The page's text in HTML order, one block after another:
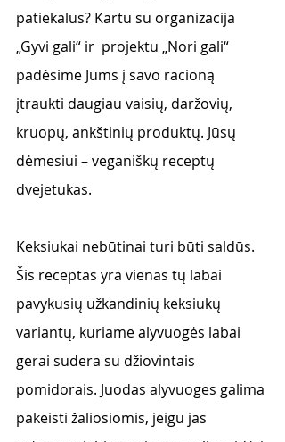
patiekalus? Kartu su organizacija
„Gyvi gali“ ir  projektu „Nori gali“
padėsime Jums į savo racioną
įtraukti daugiau vaisių, daržovių,
kruopų, ankštinių produktų. Jūsų
dėmesiui – veganiškų receptų
dvejetukas.
Keksiukai nebūtinai turi būti saldūs.
Šis receptas yra vienas tų labai
pavykusių užkandinių keksiukų
variantų, kuriame alyvuogės labai
gerai sudera su džiovintais
pomidorais. Juodas alyvuoges galima
pakeisti žaliosiomis, jeigu jas